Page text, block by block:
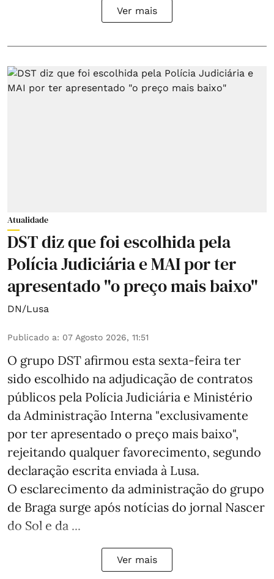
Ver mais
Atualidade
DST diz que foi escolhida pela
Polícia Judiciária e MAI por ter
apresentado "o preço mais baixo"
DN/Lusa
Publicado a: 07 Agosto 2026, 11:51
O grupo DST afirmou esta sexta-feira ter
sido escolhido na adjudicação de contratos
públicos pela Polícia Judiciária e Ministério
da Administração Interna "exclusivamente
por ter apresentado o preço mais baixo",
rejeitando qualquer favorecimento, segundo
declaração escrita enviada à Lusa.
O esclarecimento da administração do grupo
de Braga surge após notícias do jornal Nascer
do Sol e da ...
Ver mais